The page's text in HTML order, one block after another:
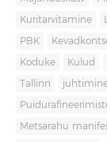
Kuritarvitamine
PBK
Koduke Kulud
Tallinn
Metsarahu